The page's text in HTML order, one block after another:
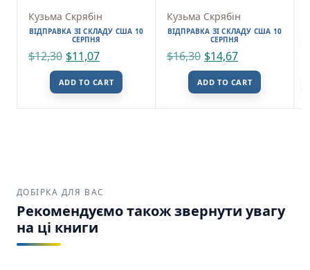
Кузьма Скрябін
ВІДПРАВКА ЗІ СКЛАДУ США 10
СЕРПНЯ
$12,30 $11,07
ADD TO CART
Кузьма Скрябін
ВІДПРАВКА ЗІ СКЛАДУ США 10
СЕРПНЯ
$16,30 $14,67
ADD TO CART
ДОБІРКА ДЛЯ ВАС
Рекомендуємо також звернути увагу
на ці книги